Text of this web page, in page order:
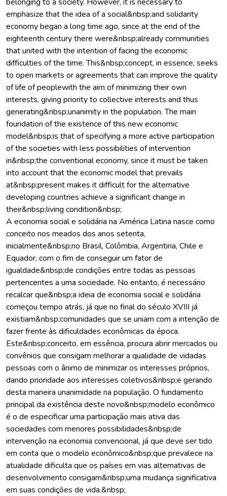
emphasize that the idea of a social&nbsp;and solidarity
economy began a long time ago, since at the end of the
eighteenth century there were&nbsp;already communities
that united with the intention of facing the economic
difficulties of the time. This&nbsp;concept, in essence, seeks
to open markets or agreements that can improve the quality
of life of peoplewith the aim of minimizing their own
interests, giving priority to collective interests and thus
generating&nbsp;unanimity in the population. The main
foundation of the existence of this new economic
model&nbsp;is that of specifying a more active participation
of the societies with less possibilities of intervention
in&nbsp;the conventional economy, since it must be taken
into account that the economic model that prevails
at&nbsp;present makes it difficult for the alternative
developing countries achieve a significant change in
their&nbsp;living condition&nbsp;
A economia social e solidária na América Latina nasce como
conceito nos meados dos anos setenta,
inicialmente&nbsp;no Brasil, Colômbia, Argentina, Chile e
Equador, com o fim de conseguir um fator de
igualdade&nbsp;de condições entre todas as pessoas
pertencentes a uma sociedade. No entanto, é necessário
recalcar que&nbsp;a ideia de economia social e solidária
começou tempo atrás, já que no final do século XVIII já
existiam&nbsp;comunidades que se uniam com a intenção de
fazer frente às dificuldades econômicas da época.
Este&nbsp;conceito, em essência, procura abrir mercados ou
convênios que consigam melhorar a qualidade de vidadas
pessoas com o ânimo de minimizar os interesses próprios,
dando prioridade aos interesses coletivos&nbsp;e gerando
desta maneira unanimidade na população. O fundamento
principal da existência deste novo&nbsp;modelo econômico
é o de especificar uma participação mais ativa das
sociedades com menores possibilidades&nbsp;de
intervenção na economia convencional, já que deve ser tido
em conta que o modelo econômico&nbsp;que prevalece na
atualidade dificulta que os países em vias alternativas de
desenvolvimento consigam&nbsp;uma mudança significativa
em suas condições de vida.&nbsp;